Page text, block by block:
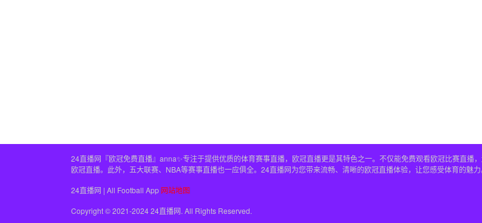
24直播网『欧冠免费直播』anna✨专注于提供优质的体育赛事直播，欧冠直播更是其特色之一。不仅能免费观看欧冠比赛直播
欧冠直播。此外，五大联赛、NBA等赛事直播也一应俱全。24直播网为您带来流畅、清晰的欧冠直播体验，让您感受体育的魅力
24直播网 | All Football App 网站地图
Copyright © 2021-2024 24直播网. All Rights Reserved.